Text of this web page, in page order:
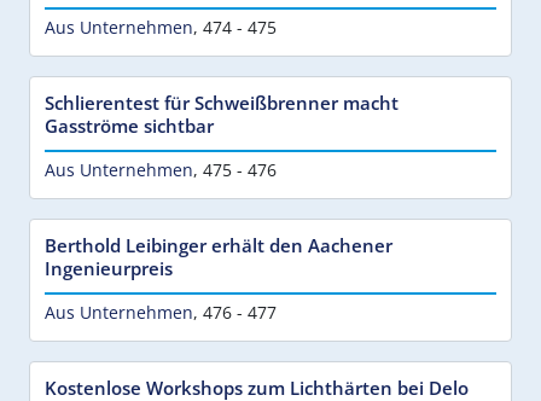
Aus Unternehmen, 474 - 475
Schlierentest für Schweißbrenner macht
Gasströme sichtbar
Aus Unternehmen, 475 - 476
Berthold Leibinger erhält den Aachener
Ingenieurpreis
Aus Unternehmen, 476 - 477
Kostenlose Workshops zum Lichthärten bei Delo